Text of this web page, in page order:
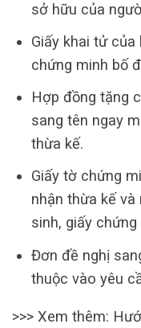
sở hữu của
Giấy khai tử
chứng minh bố
Hợp đồng tặng
sang tên ngay
thừa kế.
Giấy tờ chứng
nhận thừa kế và
sinh, giấy
Đơn đề nghị
thuộc vào yêu
>>> Xem thêm: